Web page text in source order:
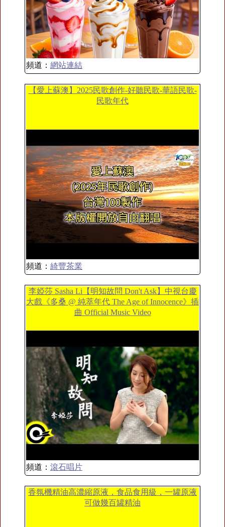
頻道： 網站連結
【愛上蘇澳】2025民歌創作-好聽民歌-華語民歌-
民歌年代
頻道： 綺豐茶業
李婭莎 Sasha Li【明知故問 Don't Ask】中視台慶
大戲《多桑 @ 純萃年代 The Age of Innocence》插
曲 Official Music Video
頻道： 滾石唱片
香氛機精油高濃縮原液，食品食用級，一罐原液
可做幾百罐精油